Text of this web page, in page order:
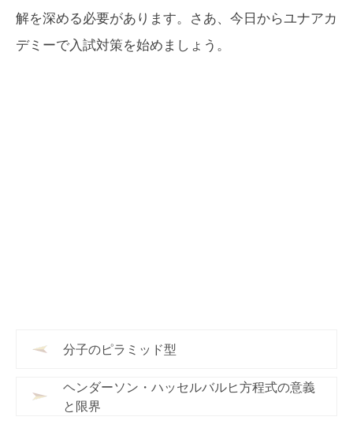
解を深める必要があります。さあ、今日からユナアカ
デミーで入試対策を始めましょう。
分子のピラミッド型
ヘンダーソン・ハッセルバルヒ方程式の意義
と限界